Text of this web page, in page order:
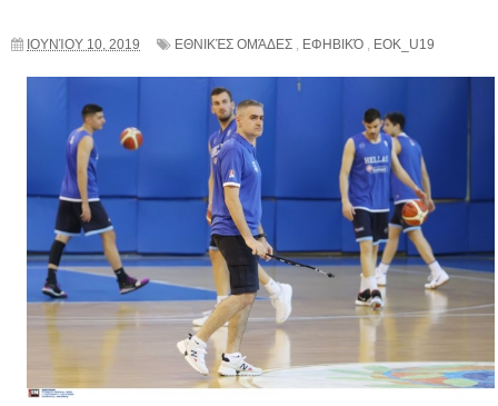
ΙΟΥΝΊΟΥ 10, 2019 ΕΘΝΙΚΈΣ ΟΜΆΔΕΣ , ΕΦΗΒΙΚΌ , EOK_U19